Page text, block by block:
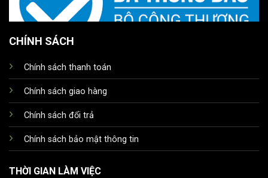
CHÍNH SÁCH
Chính sách thanh toán
Chính sách giao hàng
Chính sách đổi trả
Chính sách bảo mật thông tin
THỜI GIAN LÀM VIỆC